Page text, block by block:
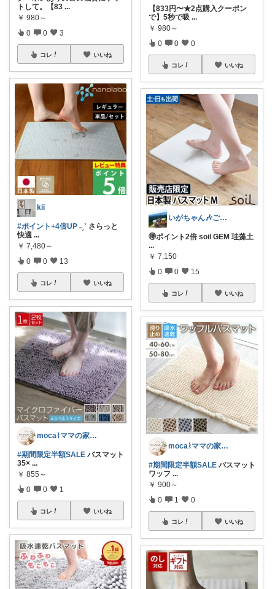
トして。【83 ...
￥ 980～
0 0 3
コレ いいね
kii
#ポイント+4倍UP ˗ˏˋ さらっと
快適 ...
￥ 7,480～
0 0 13
コレ いいね
moca⌇ママの家事ラク便利グッズ🤍
#期間限定半額SALE バスマット
35× ...
￥ 855～
0 0 1
コレ いいね
【833円〜★2点購入クーポン
で】5秒で吸 ...
￥ 980～
0 0 0
コレ いいね
いがちゃん🎶ご購入感謝です🎶
🉐ポイント2倍 soil GEM 珪藻土
...
￥ 7,150
0 0 15
コレ いいね
moca⌇ママの家事ラク便利グッズ🤍
#期間限定半額SALE バスマット
ワッフ ...
￥ 900～
0 1 0
コレ いいね